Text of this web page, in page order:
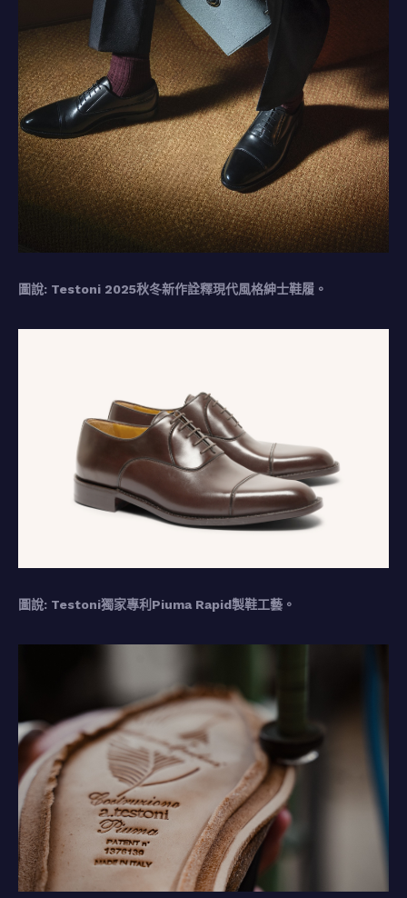
圖說: Testoni 2025秋冬新作詮釋現代風格紳士鞋履。
圖說: Testoni獨家專利Piuma Rapid製鞋工藝。